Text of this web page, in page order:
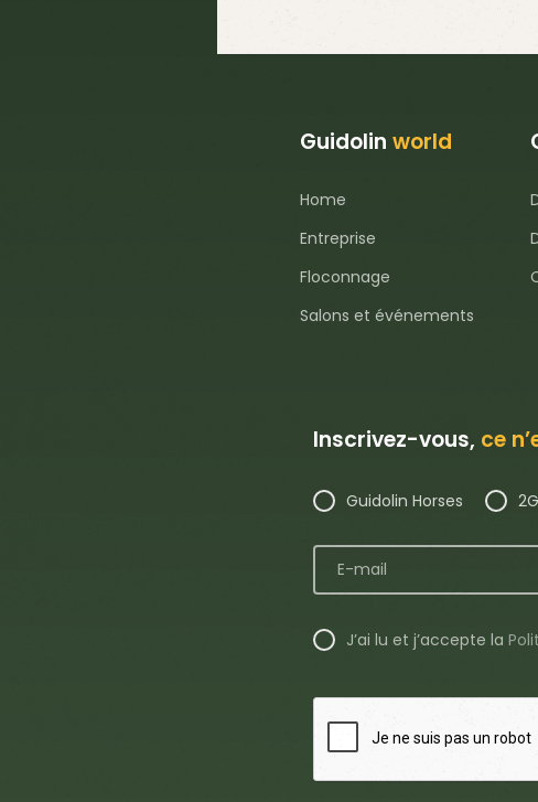
Guidolin world
Home
Entreprise
Floconnage
Salons et événements
Inscrivez-vous, ce
Guidolin Horses
J’ai lu et j’accepte la